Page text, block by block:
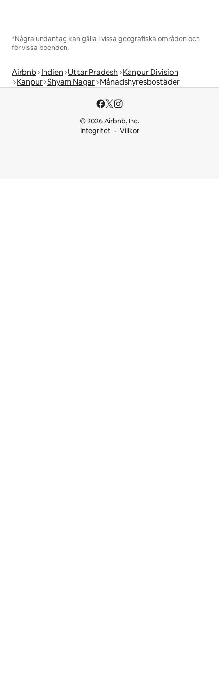
*Några undantag kan gälla i vissa geografiska områden och
för vissa boenden.
Airbnb Indien Uttar Pradesh Kanpur Division
Kanpur Shyam Nagar Månadshyresbostäder
© 2026 Airbnb, Inc.
Integritet
Villkor